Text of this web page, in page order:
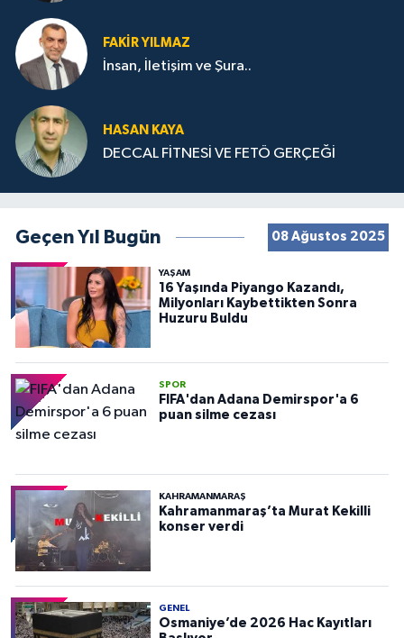
FAKIR YILMAZ
İnsan, İletişim ve Şura..
HASAN KAYA
DECCAL FİTNESİ VE FETÖ GERÇEĞİ
Geçen Yıl Bugün 08 Ağustos 2025
YAŞAM
16 Yaşında Piyango Kazandı,
Milyonları Kaybettikten Sonra
Huzuru Buldu
SPOR
FIFA'dan Adana Demirspor'a 6
puan silme cezası
KAHRAMANMARAŞ
Kahramanmaraş’ta Murat Kekilli
konser verdi
GENEL
Osmaniye’de 2026 Hac Kayıtları